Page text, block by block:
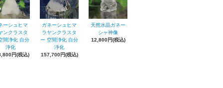
ーシュヒマ
ンクラスタ
間浄化 自分
浄化
円(税込)
ガネーシュヒマ
ラヤンクラスタ
ー 空間浄化 自分
浄化
157,700円(税込)
天然水晶ガネー
シャ神像
12,800円(税込)